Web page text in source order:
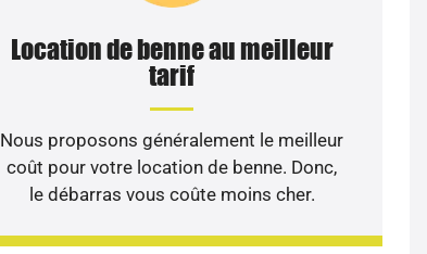
Location de benne au meilleur
tarif
Nous proposons généralement le meilleur
coût pour votre location de benne. Donc,
le débarras vous coûte moins cher.